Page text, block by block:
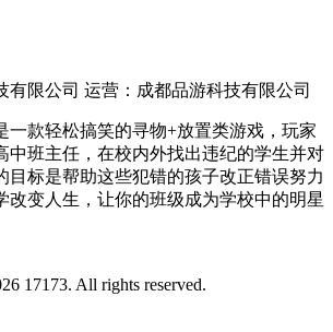
有限公司 运营：成都品游科技有限公司
一款轻松搞笑的寻物+放置类游戏，玩家
中班主任，在校内外找出违纪的学生并对
目标是帮助这些犯错的孩子改正错误努力
改变人生，让你的班级成为学校中的明星
17173. All rights reserved.